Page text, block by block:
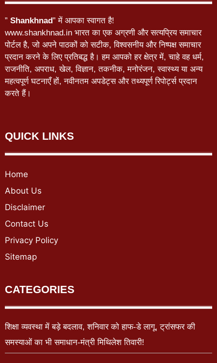
” Shankhnad” में आपका स्वागत है!
www.shankhnad.in भारत का एक अग्रणी और सत्यप्रिय समाचार
पोर्टल है, जो अपने पाठकों को सटीक, विश्वसनीय और निष्पक्ष समाचार
प्रदान करने के लिए प्रतिबद्ध है। हम आपको हर क्षेत्र में, चाहे वह धर्म,
राजनीति, अपराध, खेल, विज्ञान, तकनीक, मनोरंजन, स्वास्थ्य या अन्य
महत्वपूर्ण घटनाएँ हों, नवीनतम अपडेट्स और तथ्यपूर्ण रिपोर्ट्स प्रदान
करते हैं।
QUICK LINKS
Home
About Us
Disclaimer
Contact Us
Privacy Policy
Sitemap
CATEGORIES
शिक्षा व्यवस्था में बड़े बदलाव, शनिवार को हाफ-डे लागू, ट्रांसफर की
समस्याओं का भी समाधान-मंत्री मिथिलेश तिवारी!